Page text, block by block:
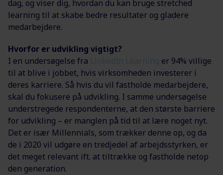
dag, og viser dig, hvordan du kan bruge stretched
learning til at skabe bedre resultater og gladere
medarbejdere.
Hvorfor er udvikling vigtigt?
I en undersøgelse fra
er 94% villige
til at blive i jobbet, hvis virksomheden investerer i
deres karriere. Så hvis du vil fastholde medarbejdere,
skal du fokusere på udvikling. I samme undersøgelse
understregede respondenterne, at den største barriere
for udvikling – er manglen på tid til at lære noget nyt.
Det er især Millennials, som trækker denne op, og da
de i 2020 vil udgøre en tredjedel af arbejdsstyrken, er
det meget relevant ift. at tiltrække og fastholde netop
den generation.